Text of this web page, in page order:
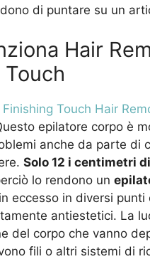
di puntare su un
Hair
Finishing Touch Hair
epilatore corpo è
anche da parte di
Solo 12 i centimetri
lo rendono un
eccesso in diversi
antiestetici. La
del corpo che vanno
fili o altri sistemi di